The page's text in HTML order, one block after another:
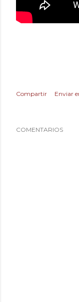
Compartir Enviar
COMENTARIOS